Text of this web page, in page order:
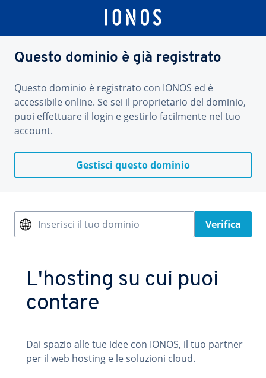
Questo dominio è già registrato
Questo dominio è registrato con IONOS ed è
accessibile online. Se sei il proprietario del dominio,
puoi effettuare il login e gestirlo facilmente nel tuo
account.
Gestisci questo dominio
Inserisci il tuo dominio Verifica
L'hosting su cui puoi
contare
Dai spazio alle tue idee con IONOS, il tuo partner
per il web hosting e le soluzioni cloud.